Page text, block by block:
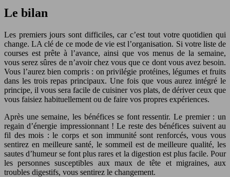
Le bilan
Les premiers jours sont difficiles, car c’est tout votre quotidien qui
change. LA clé de ce mode de vie est l’organisation. Si votre liste de
courses est prête à l’avance, ainsi que vos menus de la semaine,
vous serez sûres de n’avoir chez vous que ce dont vous avez besoin.
Vous l’aurez bien compris : on privilégie protéines, légumes et fruits
dans les trois repas principaux. Une fois que vous aurez intégré le
principe, il vous sera facile de cuisiner vos plats, de dériver ceux que
vous faisiez habituellement ou de faire vos propres expériences.
Après une semaine, les bénéfices se font ressentir. Le premier : un
regain d’énergie impressionnant ! Le reste des bénéfices suivent au
fil des mois : le corps et son immunité sont renforcés, vous vous
sentirez en meilleure santé, le sommeil est de meilleure qualité, les
sautes d’humeur se font plus rares et la digestion est plus facile. Pour
les personnes susceptibles aux maux de tête et migraines, aux
troubles digestifs, vous sentirez le changement.